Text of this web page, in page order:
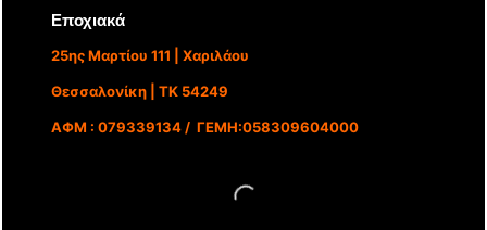
Εποχιακά
25ης Μαρτίου 111 | Χαριλάου
Θεσσαλονίκη | ΤΚ 54249
ΑΦΜ : 079339134 / ΓΕΜΗ:058309604000